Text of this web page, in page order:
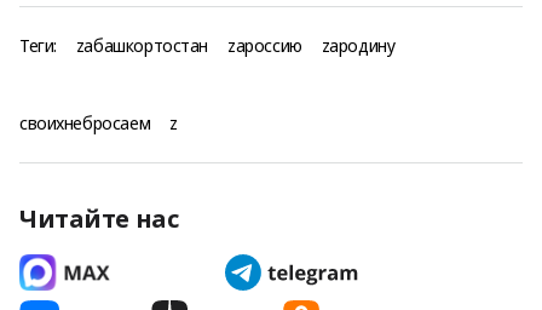
Теги: zабашкортостан zароссию zародину
своихнебросаем z
Читайте нас